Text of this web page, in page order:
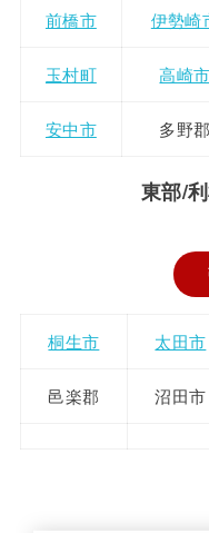
前橋市 伊勢崎
玉村町 高崎市
安中市 多野郡
東部/
桐生市 太田市
邑楽郡 沼田市